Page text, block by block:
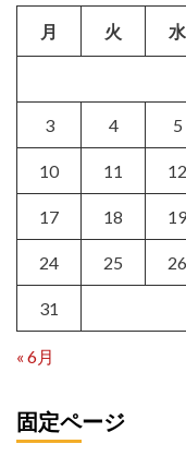
月 火 水
3 4 5
10 11 12
17 18 19
24 25 26
31
« 6月
固定ページ